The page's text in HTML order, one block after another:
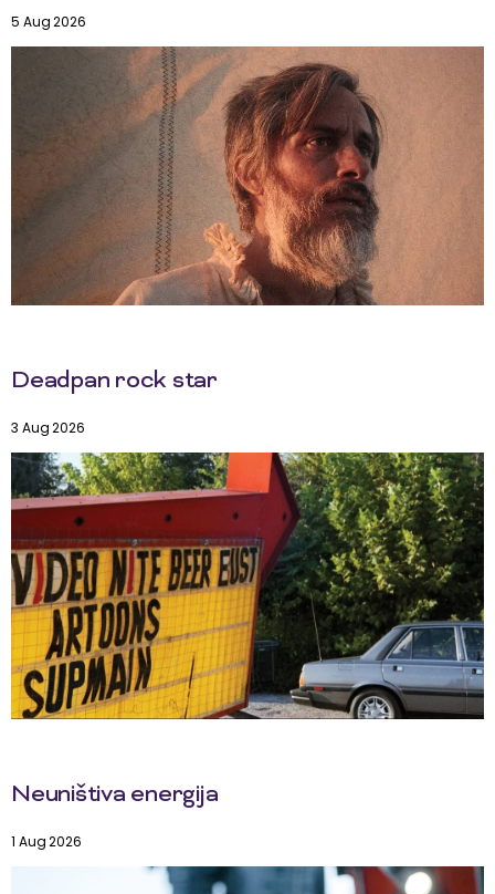
5 Aug 2026
Deadpan rock star
3 Aug 2026
Neuništiva energija
1 Aug 2026